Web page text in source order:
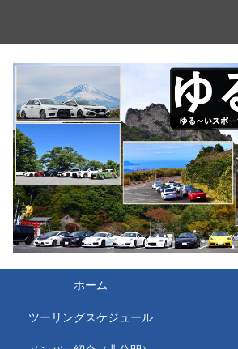
ホーム
ツーリングスケジュール